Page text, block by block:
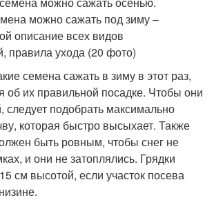
семена сажать в зиму в этот раз,
об их правильной посадке. Чтобы они
следует подобрать максимально
которая быстро высыхает. Также
быть ровным, чтобы снег не
и они не затоплялись. Грядки
см высотой, если участок посева